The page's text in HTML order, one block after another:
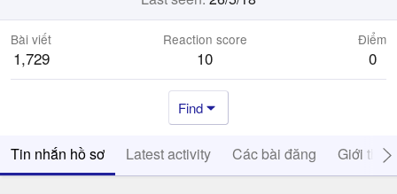
Bài viết
1,729
Reaction score
10
Điểm
0
Find
Tin nhắn hồ sơ Latest activity Các bài đăng Giới thiệu